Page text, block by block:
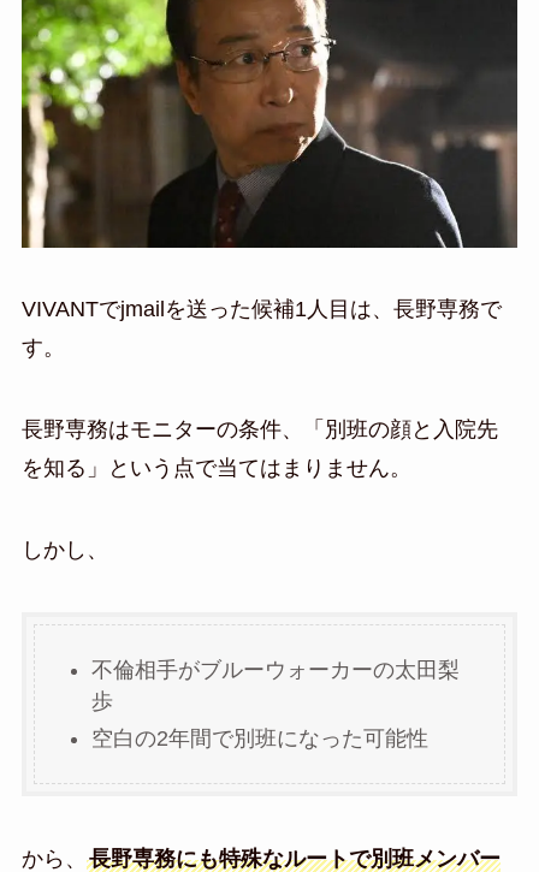
VIVANTでjmailを送った候補1人目は、長野専務で
す。
長野専務はモニターの条件、「別班の顔と入院先
を知る」という点で当てはまりません。
しかし、
不倫相手がブルーウォーカーの太田梨
歩
空白の2年間で別班になった可能性
から、 長野専務にも特殊なルートで別班メンバー